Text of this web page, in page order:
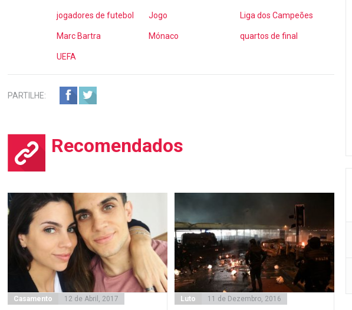
jogadores de futebol Jogo Liga dos Campeões
Marc Bartra Mónaco quartos de final
UEFA
PARTILHE:
Recomendados
Casamento 12 de Abril, 2017 Luto 11 de Dezembro, 2016